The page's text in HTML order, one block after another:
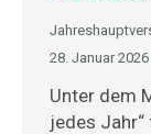
28. Januar 2026
Unter dem
jedes